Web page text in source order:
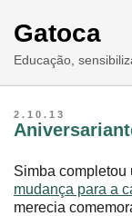
Gatoca
Educação,
2.10.13
Simba completou
mudança para a
merecia